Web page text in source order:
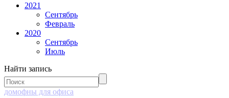
2021
Сентябрь
Февраль
2020
Сентябрь
Июль
Найти запись
домофны для офиса